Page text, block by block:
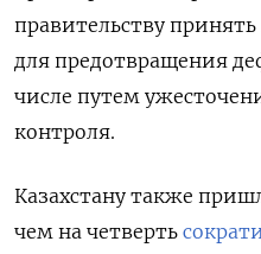
правительству
для предотвращения
числе путем
контроля.
Казахстану также
чем на четверть